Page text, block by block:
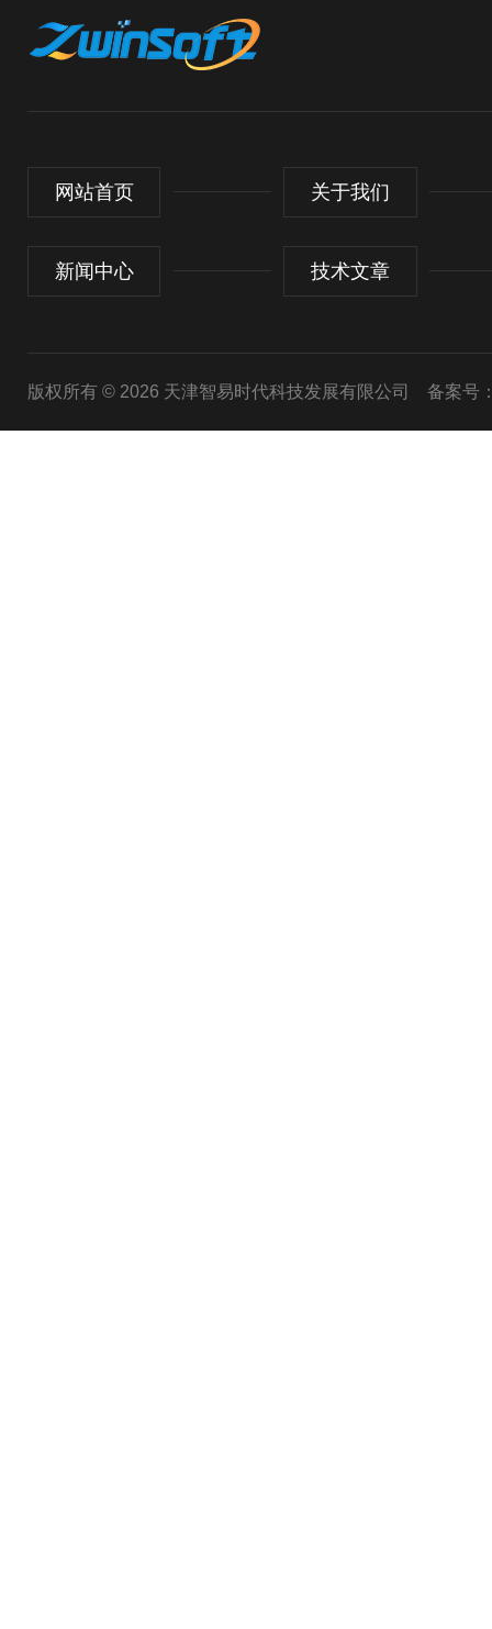
网站首页 关于我们
新闻中心 技术文章
版权所有 © 2026 天津智易时代科技发展有限公司 备案号